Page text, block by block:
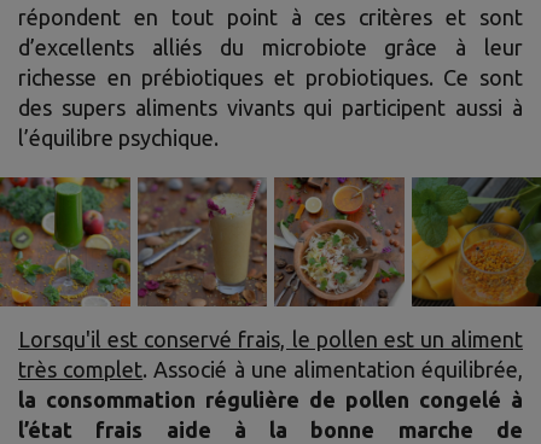
répondent en tout point à ces critères et sont
d’excellents alliés du microbiote grâce à leur
richesse en prébiotiques et probiotiques. Ce sont
des supers aliments vivants qui participent aussi à
l’équilibre psychique.
Lorsqu'il est conservé frais, le pollen est un aliment
très complet. Associé à une alimentation équilibrée,
la consommation régulière de pollen congelé à
l’état frais aide à la bonne marche de